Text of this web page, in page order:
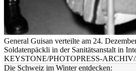
General Guisan verteilte am 24.
Soldatenpäckli in der Sanitätsanstalt in
KEYSTONE/PHOTOPRESS-ARCHIV/
Die Schweiz im Winter entdecken: